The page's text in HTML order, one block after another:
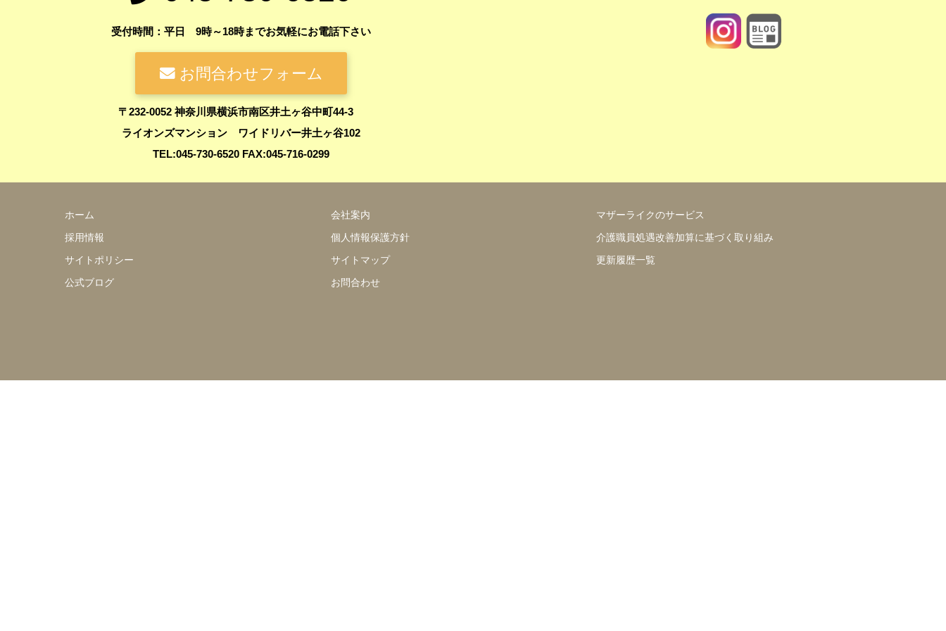
受付時間：平日 9時～18時までお気軽にお電話下さい
お問合わせフォーム
〒232-0052 神奈川県横浜市南区井土ヶ谷中町44-3
ライオンズマンション ワイドリバー井土ヶ谷102
TEL:045-730-6520 FAX:045-716-0299
ホーム 会社案内
マザーライクのサービス
採用情報
個人情報保護方針
介護職員処遇改善加算に基づく取り組み
サイトポリシー
サイトマップ
更新履歴一覧
公式ブログ
お問合わせ